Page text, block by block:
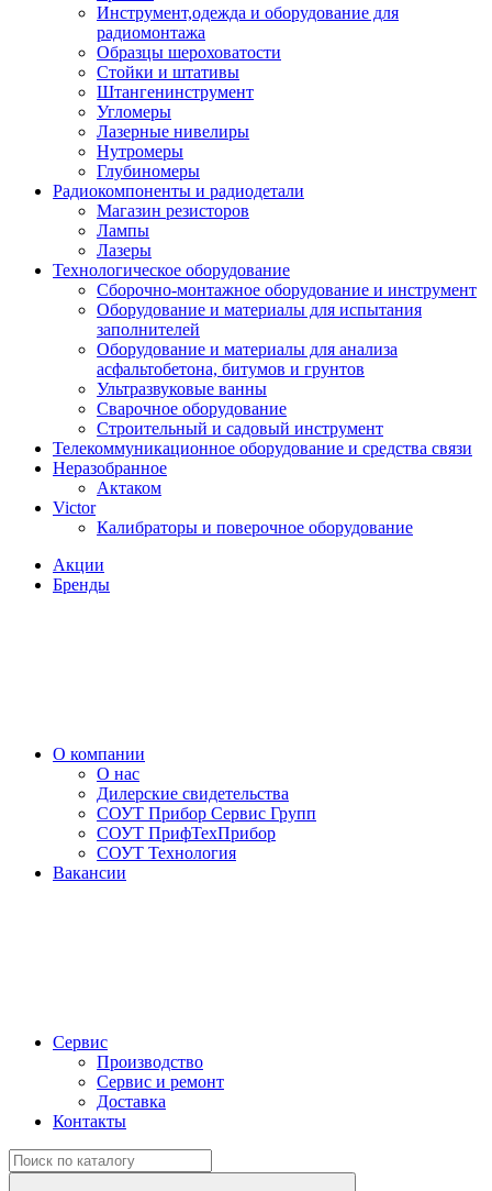
Инструмент,одежда и оборудование для
радиомонтажа
Образцы шероховатости
Стойки и штативы
Штангенинструмент
Угломеры
Лазерные нивелиры
Нутромеры
Глубиномеры
Радиокомпоненты и радиодетали
Магазин резисторов
Лампы
Лазеры
Технологическое оборудование
Сборочно-монтажное оборудование и инструмент
Оборудование и материалы для испытания
заполнителей
Оборудование и материалы для анализа
асфальтобетона, битумов и грунтов
Ультразвуковые ванны
Сварочное оборудование
Строительный и садовый инструмент
Телекоммуникационное оборудование и средства связи
Неразобранное
Актаком
Victor
Калибраторы и поверочное оборудование
Акции
Бренды
О компании
О нас
Дилерские свидетельства
СОУТ Прибор Сервис Групп
СОУТ ПрифТехПрибор
СОУТ Технология
Вакансии
Сервис
Производство
Сервис и ремонт
Доставка
Контакты